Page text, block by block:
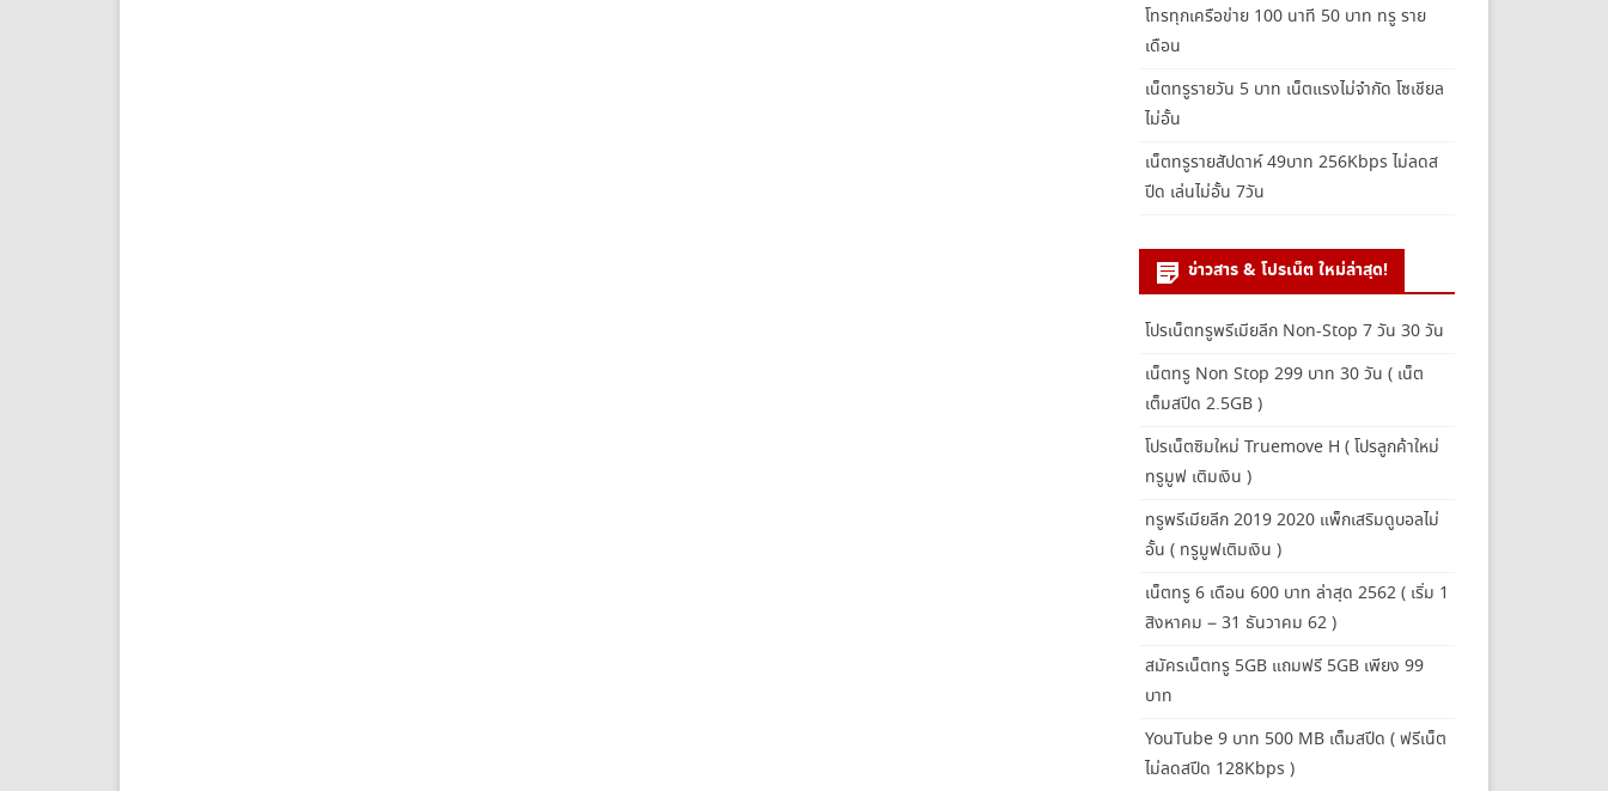
โทรทุกเครือข่าย 100 นาที 50 บาท ทรู ราย
เดือน
เน็ตทรูรายวัน 5 บาท เน็ตแรงไม่จำกัด โซเชียล
ไม่อั้น
เน็ตทรูรายสัปดาห์ 49บาท 256Kbps ไม่ลดส
ปีด เล่นไม่อั้น 7วัน
ข่าวสาร & โปรเน็ต ใหม่ล่าสุด!
โปรเน็ตทรูพรีเมียลีก Non-Stop 7 วัน 30 วัน
เน็ตทรู Non Stop 299 บาท 30 วัน ( เน็ต
เต็มสปีด 2.5GB )
โปรเน็ตซิมใหม่ Truemove H ( โปรลูกค้าใหม่
ทรูมูฟ เติมเงิน )
ทรูพรีเมียลีก 2019 2020 แพ็กเสริมดูบอลไม่
อั้น ( ทรูมูฟเติมเงิน )
เน็ตทรู 6 เดือน 600 บาท ล่าสุด 2562 ( เริ่ม 1
สิงหาคม – 31 ธันวาคม 62 )
สมัครเน็ตทรู 5GB แถมฟรี 5GB เพียง 99
บาท
YouTube 9 บาท 500 MB เต็มสปีด ( ฟรีเน็ต
ไม่ลดสปีด 128Kbps )